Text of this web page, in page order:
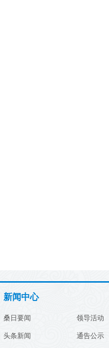
新闻中心
桑日要闻
头条新闻
领导活动
通告公示